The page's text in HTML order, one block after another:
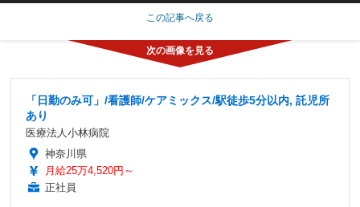
この記事へ戻る
「日勤のみ可」/看護師/ケアミックス/駅徒歩5分以内, 託児所
あり
医療法人小林病院
神奈川県
月給25万4,520円～
正社員